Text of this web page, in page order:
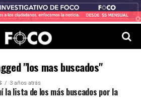
"los mas buscados"
3 años atrás
la lista de los más buscados por la